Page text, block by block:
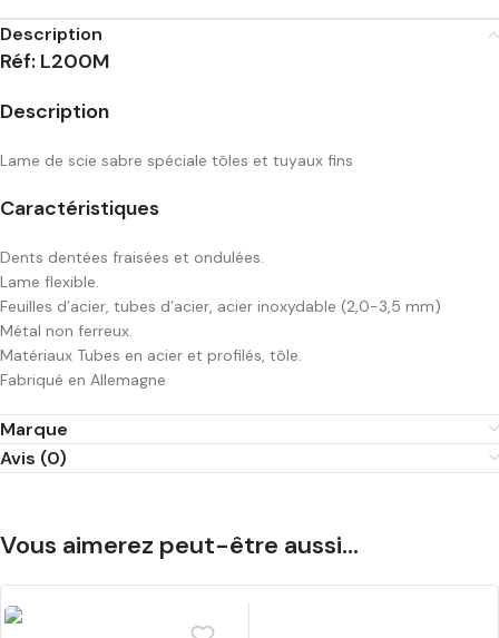
Description
Réf: L200M
Description
Lame de scie sabre spéciale tôles et tuyaux fins
Caractéristiques
Dents dentées fraisées et ondulées.
Lame flexible.
Feuilles d’acier, tubes d’acier, acier inoxydable (2,0-3,5 mm)
Métal non ferreux.
Matériaux Tubes en acier et profilés, tôle.
Fabriqué en Allemagne
Marque
Avis (0)
Vous aimerez peut-être aussi…